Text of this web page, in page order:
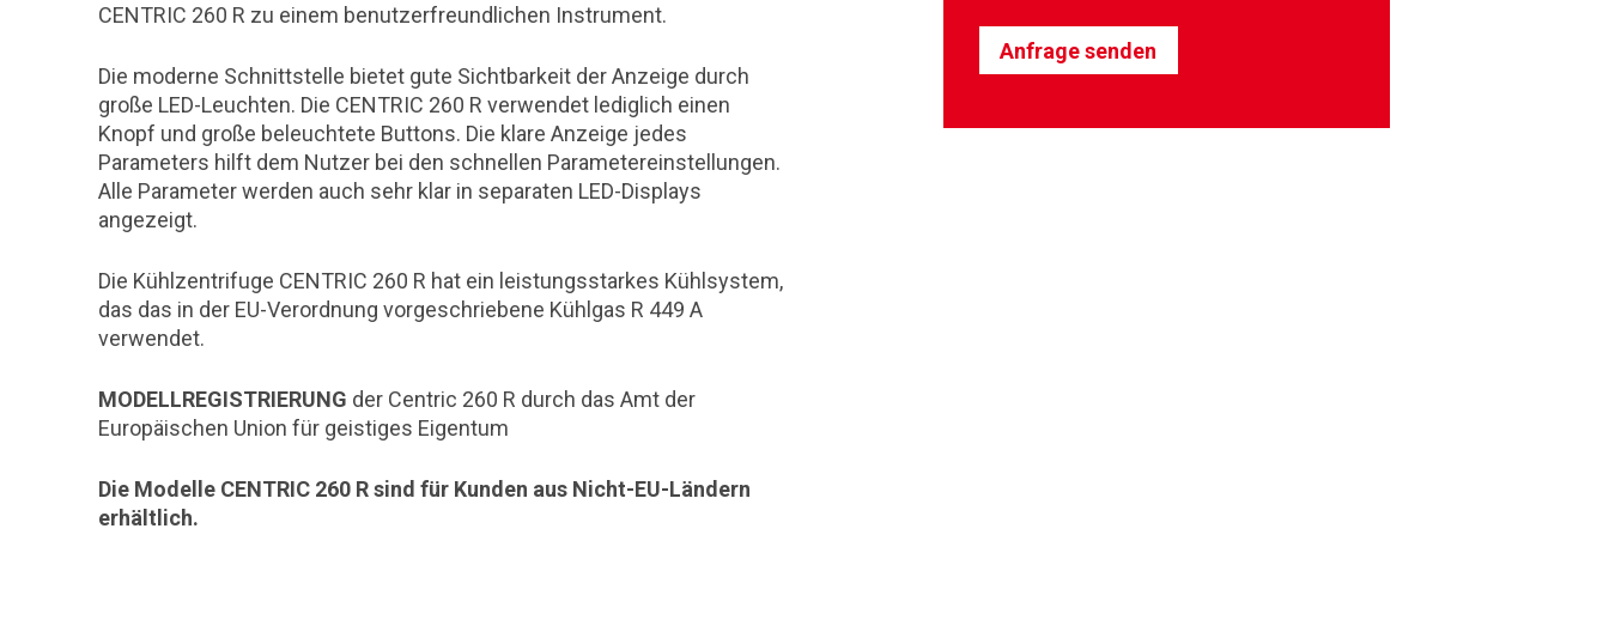
CENTRIC 260 R zu einem benutzerfreundlichen Instrument.
Die moderne Schnittstelle bietet gute Sichtbarkeit der Anzeige durch
große LED-Leuchten. Die CENTRIC 260 R verwendet lediglich einen
Knopf und große beleuchtete Buttons. Die klare Anzeige jedes
Parameters hilft dem Nutzer bei den schnellen Parametereinstellungen.
Alle Parameter werden auch sehr klar in separaten LED-Displays
angezeigt.
Die Kühlzentrifuge CENTRIC 260 R hat ein leistungsstarkes Kühlsystem,
das das in der EU-Verordnung vorgeschriebene Kühlgas R 449 A
verwendet.
MODELLREGISTRIERUNG der Centric 260 R durch das Amt der
Europäischen Union für geistiges Eigentum
Die Modelle CENTRIC 260 R sind für Kunden aus Nicht-EU-Ländern
erhältlich.
Anfrage senden